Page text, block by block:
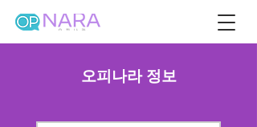
오피나라 정보